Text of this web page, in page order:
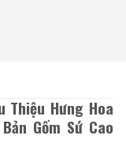
Thiệu Hưng Hoa
Gốm Sứ Cao